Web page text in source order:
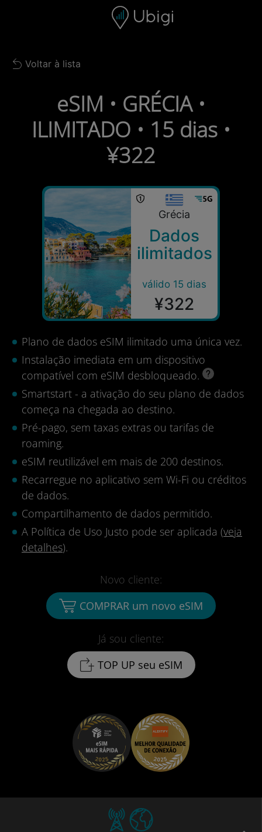
Barra de navegação
Back to list
Voltar à lista
eSIM • GRÉCIA •
ILIMITADO • 15 dias •
¥322
Grécia
Dados
ilimitados
válido 15 dias
¥322
Plano de dados eSIM ilimitado uma única vez.
Instalação imediata em um dispositivo
compatível com eSIM desbloqueado.
Smartstart - a ativação do seu plano de dados
começa na chegada ao destino.
Pré-pago, sem taxas extras ou tarifas de
roaming.
eSIM reutilizável em mais de 200 destinos.
Recarregue no aplicativo sem Wi-Fi ou créditos
de dados.
Compartilhamento de dados permitido.
A Política de Uso Justo pode ser aplicada (veja
detalhes).
Já sou cliente:
TOP UP seu eSIM
Novo cliente:
COMPRAR um novo eSIM